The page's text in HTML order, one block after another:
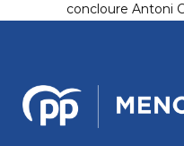
concloure Antoni